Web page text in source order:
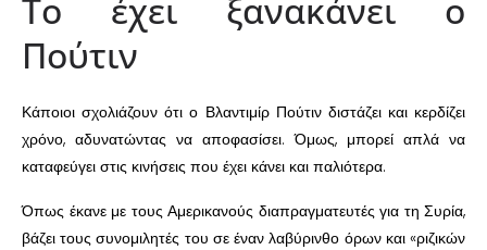
Το έχει ξανακάνει ο
Πούτιν
Κάποιοι σχολιάζουν ότι ο Βλαντιμίρ Πούτιν διστάζει και κερδίζει
χρόνο, αδυνατώντας να αποφασίσει. Όμως, μπορεί απλά να
καταφεύγει στις κινήσεις που έχει κάνει και παλιότερα.
Όπως έκανε με τους Αμερικανούς διαπραγματευτές για τη Συρία,
βάζει τους συνομιλητές του σε έναν λαβύρινθο όρων και «ριζικών